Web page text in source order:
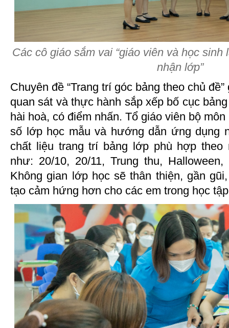
Các cô giáo sắm vai “giáo viên và học sinh
nhận lớp”
Chuyên đề “Trang trí góc bảng theo chủ
quan sát và thực hành sắp xếp bố cục
hài hoà, có điểm nhấn. Tổ giáo viên bộ
số lớp học mẫu và hướng dẫn ứng dụng
chất liệu trang trí bảng lớp phù hợp theo
như: 20/10, 20/11, Trung thu,
Không gian lớp học sẽ thân thiện, gần
tạo cảm hứng hơn cho các em trong học